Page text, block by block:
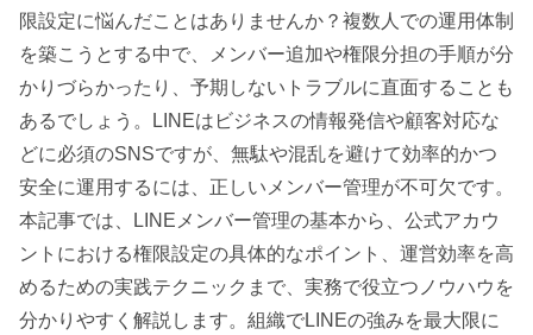
限設定に悩んだことはありませんか？複数人での運用体制
を築こうとする中で、メンバー追加や権限分担の手順が分
かりづらかったり、予期しないトラブルに直面することも
あるでしょう。LINEはビジネスの情報発信や顧客対応な
どに必須のSNSですが、無駄や混乱を避けて効率的かつ
安全に運用するには、正しいメンバー管理が不可欠です。
本記事では、LINEメンバー管理の基本から、公式アカウ
ントにおける権限設定の具体的なポイント、運営効率を高
めるための実践テクニックまで、実務で役立つノウハウを
分かりやすく解説します。組織でLINEの強みを最大限に